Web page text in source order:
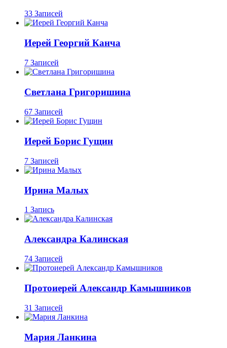
33 Записей
Иерей Георгий Канча
7 Записей
Светлана Григоришина
67 Записей
Иерей Борис Гущин
7 Записей
Ирина Малых
1 Запись
Александра Калинская
74 Записей
Протоиерей Александр Камышников
31 Записей
Мария Ланкина